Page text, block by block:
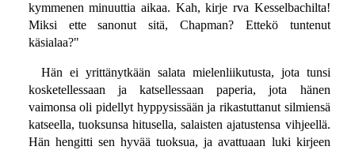
kymmenen minuuttia aikaa. Kah, kirje rva Kesselbachilta!
Miksi ette sanonut sitä, Chapman? Ettekö tuntenut
käsialaa?"
Hän ei yrittänytkään salata mielenliikutusta, jota tunsi
kosketellessaan ja katsellessaan paperia, jota hänen
vaimonsa oli pidellyt hyppysissään ja rikastuttanut silmiensä
katseella, tuoksunsa hitusella, salaisten ajatustensa vihjeellä.
Hän hengitti sen hyvää tuoksua, ja avattuaan luki kirjeen